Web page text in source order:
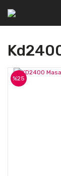
%25